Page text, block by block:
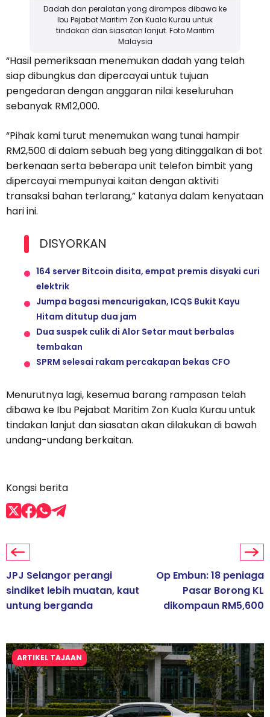
Dadah dan peralatan yang dirampas dibawa ke
Ibu Pejabat Maritim Zon Kuala Kurau untuk
tindakan dan siasatan lanjut. Foto Maritim
Malaysia
“Hasil pemeriksaan menemukan dadah yang telah
siap dibungkus dan dipercayai untuk tujuan
pengedaran dengan anggaran nilai keseluruhan
sebanyak RM12,000.
“Pihak kami turut menemukan wang tunai hampir
RM2,500 di dalam sebuah beg yang ditinggalkan di bot
berkenaan serta beberapa unit telefon bimbit yang
dipercayai mempunyai kaitan dengan aktiviti
transaksi bahan terlarang,” katanya dalam kenyataan
hari ini.
DISYORKAN
164 server Bitcoin disita, empat premis disyaki curi
elektrik
Jumpa bagasi mencurigakan, ICQS Bukit Kayu
Hitam ditutup dua jam
Dua suspek culik di Alor Setar maut berbalas
tembakan
SPRM selesai rakam percakapan bekas CFO
Menurutnya lagi, kesemua barang rampasan telah
dibawa ke Ibu Pejabat Maritim Zon Kuala Kurau untuk
tindakan lanjut dan siasatan akan dilakukan di bawah
undang-undang berkaitan.
Kongsi berita
JPJ Selangor perangi
sindiket lebih muatan, kaut
untung berganda
Op Embun: 18 peniaga
Pasar Borong KL
dikompaun RM5,600
ARTIKEL TAJAAN